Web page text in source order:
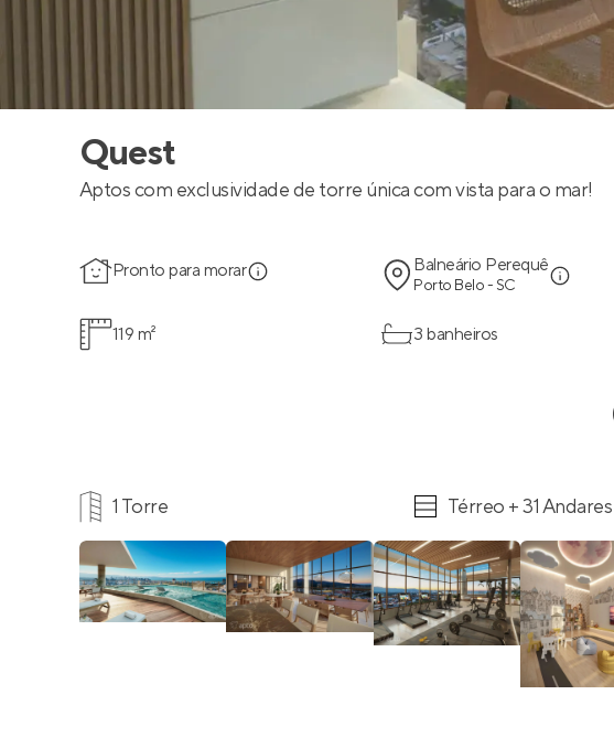
Quest
Aptos com exclusividade de torre única com vista para o mar!
Pronto para morar Balneário Perequê
Porto Belo - SC
119 m² 3 banheiros
1 Torre Térreo + 31 Andares